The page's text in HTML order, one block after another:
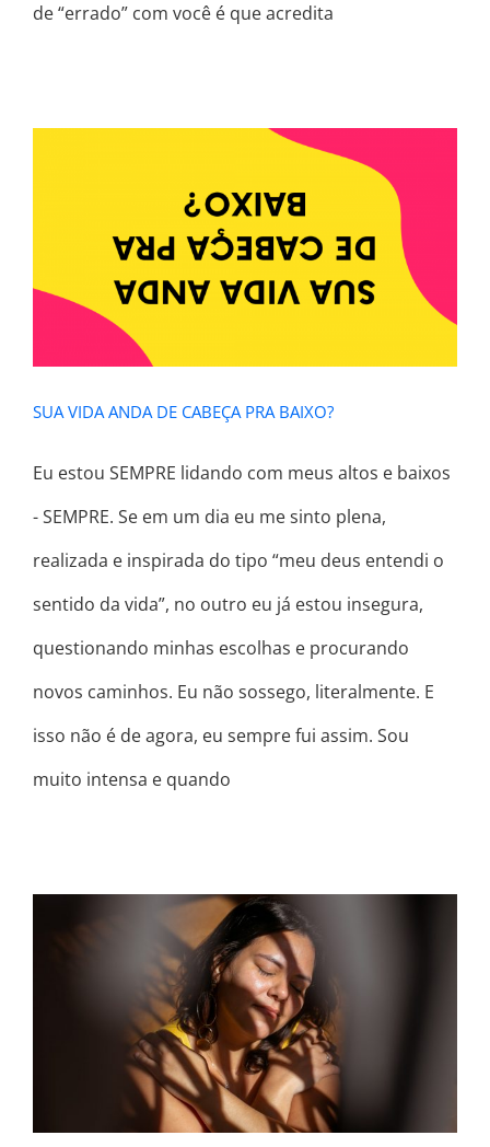
de “errado” com você é que acredita
SUA VIDA ANDA DE CABEÇA PRA
BAIXO?
SUA VIDA ANDA DE CABEÇA PRA BAIXO?
Eu estou SEMPRE lidando com meus altos e baixos
- SEMPRE. Se em um dia eu me sinto plena,
realizada e inspirada do tipo “meu deus entendi o
sentido da vida”, no outro eu já estou insegura,
questionando minhas escolhas e procurando
novos caminhos. Eu não sossego, literalmente. E
isso não é de agora, eu sempre fui assim. Sou
muito intensa e quando
SEMPRE ACHEI QUE HAVIA ALGO
ERRADO COMIGO